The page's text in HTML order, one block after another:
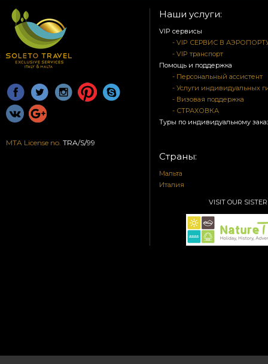
MTA License no. TRA/S/99
Наши услуги:
VIP сервисы
- VIP СЕРВИС В
- VIP транспорт
Помощь и поддержка
- Персональный ассистент
- Услуги индивидуальных
- Визовая поддержка
- СТРАХОВКА
Туры по индивидуальному
Страны:
Мальта
Италия
VISIT OUR